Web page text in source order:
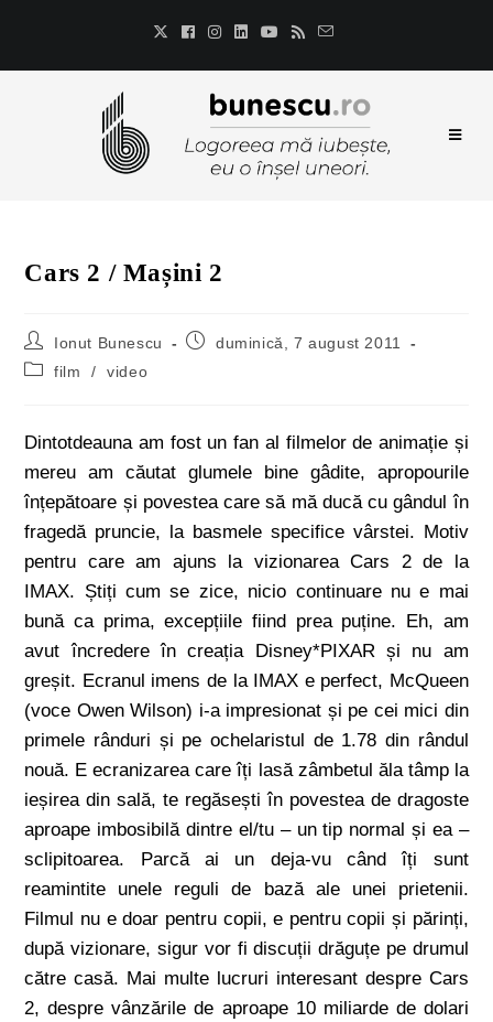
Cars 2 / Mașini 2
Ionut Bunescu
duminică, 7 august 2011
film
/ video
Dintotdeauna am fost un fan al filmelor de animație și
mereu am căutat glumele bine gâdite, apropourile
înțepătoare și povestea care să mă ducă cu gândul în
fragedă pruncie, la basmele specifice vârstei. Motiv
pentru care am ajuns la vizionareaCars 2 de la
IMAX. Știți cum se zice, nicio continuare nu e mai
bună ca prima, excepțiile fiind prea puține. Eh, am
avut încredere în creația Disney*PIXAR și nu am
greșit. Ecranul imens de la IMAX e perfect, McQueen
(voce Owen Wilson) i-a impresionat și pe cei mici din
primele rânduri și pe ochelaristul de 1.78 din rândul
nouă. E ecranizarea care îți lasă zâmbetul ăla tâmp la
ieșirea din sală, te regăsești în povestea de dragoste
aproape imbosibilă dintre el/tu – un tip normal și ea –
sclipitoarea. Parcă ai un deja-vu când îți sunt
reamintite unele reguli de bază ale unei prietenii.
Filmul nu e doar pentru copii, e pentru copii și părinți,
după vizionare, sigur vor fi discuții drăguțe pe drumul
către casă. Mai multe lucruri interesant despre Cars
2, despre vânzările de aproape 10 miliarde de dolari